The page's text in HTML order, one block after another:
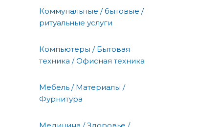
Коммунальные / бытовые /
ритуальные услуги
Компьютеры / Бытовая
техника / Офисная техника
Мебель / Материалы /
Фурнитура
Медицина / Здоровье /